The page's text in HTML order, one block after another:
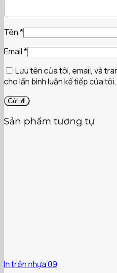
Tên*
Email*
Lưu tên của tôi, email, và
cho lần bình luận kế tiếp của tôi.
Sản phẩm tương tự
In trên nhựa 09